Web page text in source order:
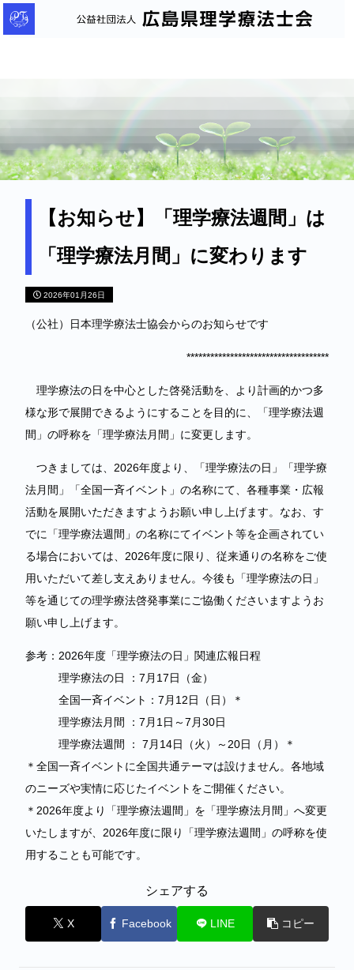
公
益
島
【お知らせ】「理学療法週間」は
「理学療法月間」に変わります
2026年01月26日
（公社）日本理学療法士協会からのお知らせです
************************************
理学療法の日を中心とした啓発活動を、より計画的かつ多
様な形で展開できるようにすることを目的に、「理学療法週
間」の呼称を「理学療法月間」に変更します。
つきましては、2026年度より、「理学療法の日」「理学療
法月間」「全国一斉イベント」の名称にて、各種事業・広報
活動を展開いただきますようお願い申し上げます。なお、す
でに「理学療法週間」の名称にてイベント等を企画されてい
る場合においては、2026年度に限り、従来通りの名称をご使
用いただいて差し支えありません。今後も「理学療法の日」
等を通じての理学療法啓発事業にご協働くださいますようお
願い申し上げます。
参考：2026年度「理学療法の日」関連広報日程
理学療法の日 ：7月17日（金）
全国一斉イベント：7月12日（日）＊
理学療法月間 ：7月1日～7月30日
理学療法週間 ： 7月14日（火）～20日（月）＊
＊全国一斉イベントに全国共通テーマは設けません。各地域
のニーズや実情に応じたイベントをご開催ください。
＊2026年度より「理学療法週間」を「理学療法月間」へ変更
いたしますが、2026年度に限り「理学療法週間」の呼称を使
用することも可能です。
シェアする
X Facebook LINE コピー